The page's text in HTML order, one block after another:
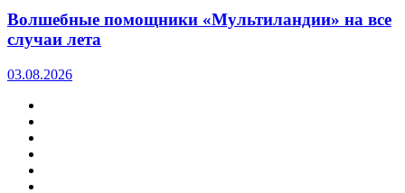
Волшебные помощники «Мультиландии» на все
случаи лета
03.08.2026